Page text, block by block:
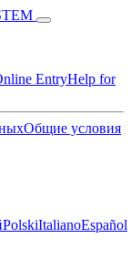
EntryHelp for
Общие условия
PolskiItalianoEspañol